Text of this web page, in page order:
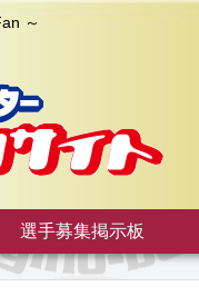
～
選手募集掲示板